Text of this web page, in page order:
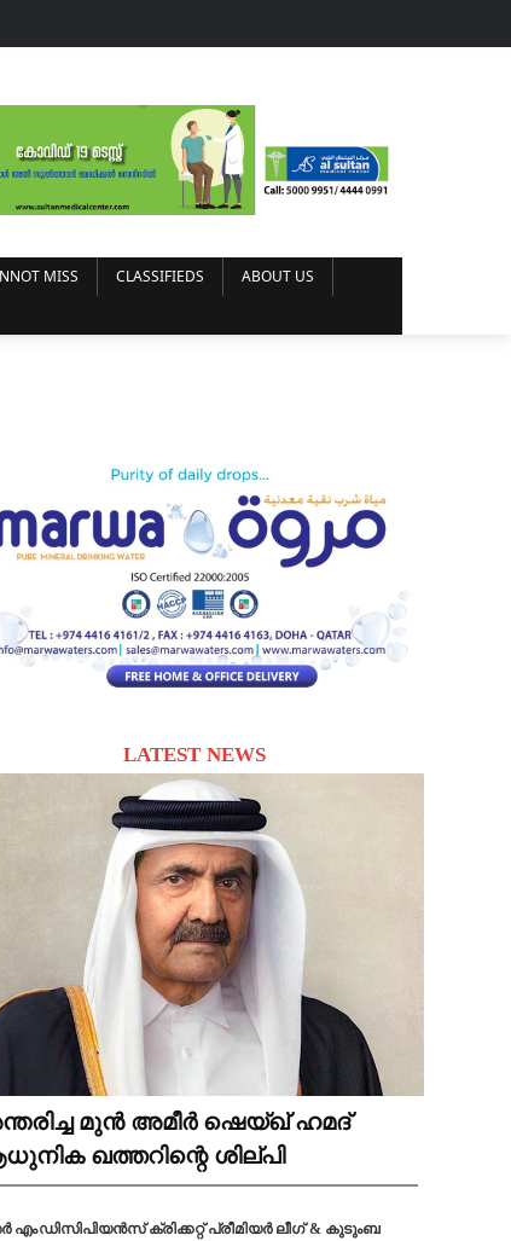
MISS CLASSIFIEDS
ABOUT US
LATEST NEWS
മുൻ അമീർ ഷെയ്ഖ് ഹമദ്
ഖത്തറിന്റെ ശില്പി
എംഡിസിപിയൻസ് ക്രിക്കറ്റ് പ്രീമിയർ ലീഗ് & കുടുംബ